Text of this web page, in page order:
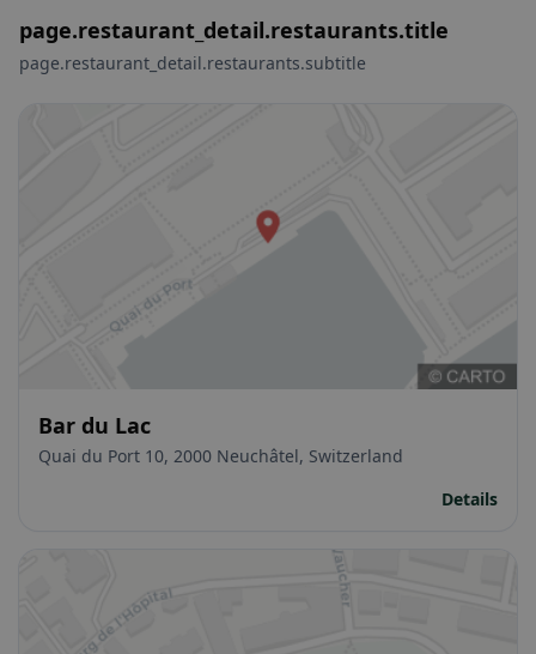
page.restaurant_detail.restaurants.title
page.restaurant_detail.restaurants.subtitle
Bar du Lac
Quai du Port 10, 2000 Neuchâtel, Switzerland
Details